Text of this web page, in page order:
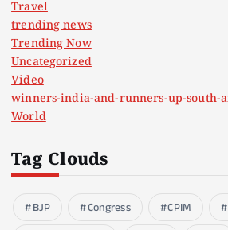
Travel
trending news
Trending Now
Uncategorized
Video
winners-india-and-runners-up-south-
World
Tag Clouds
BJP Congress CPIM